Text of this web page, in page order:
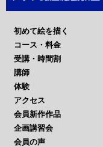
初めて絵を描く
コース・料金
受講・時間割
講師
体験
アクセス
会員新作作品
企画講習会
会員の声